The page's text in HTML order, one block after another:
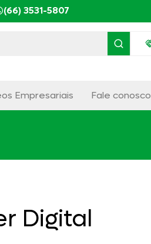
(66) 3531-5807
Empresariais Fale conosco
Digital